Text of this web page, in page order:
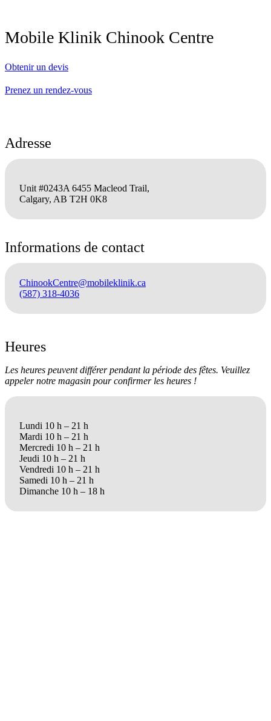
Mobile Klinik Chinook Centre
Obtenir un devis
Prenez un rendez-vous
Adresse
Unit #0243A 6455 Macleod Trail,
Calgary, AB T2H 0K8
Informations de contact
ChinookCentre@mobileklinik.ca
(587) 318-4036
Heures
Les heures peuvent différer pendant la période des fêtes. Veuillez
appeler notre magasin pour confirmer les heures !
Lundi 10 h – 21 h
Mardi 10 h – 21 h
Mercredi 10 h – 21 h
Jeudi 10 h – 21 h
Vendredi 10 h – 21 h
Samedi 10 h – 21 h
Dimanche 10 h – 18 h